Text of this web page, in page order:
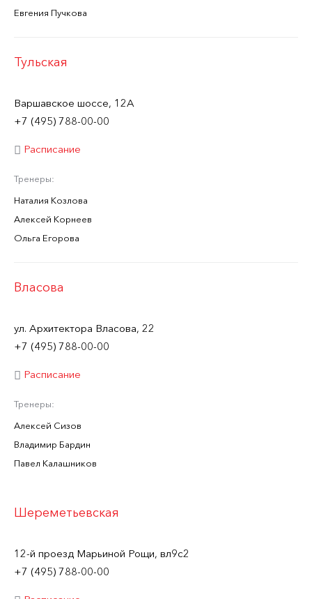
Евгения Пучкова
Тульская
Варшавское шоссе, 12А
+7 (495) 788-00-00
Расписание
Тренеры:
Наталия Козлова
Алексей Корнеев
Ольга Егорова
Власова
ул. Архитектора Власова, 22
+7 (495) 788-00-00
Расписание
Тренеры:
Алексей Сизов
Владимир Бардин
Павел Калашников
Шереметьевская
12-й проезд Марьиной Рощи, вл9с2
+7 (495) 788-00-00